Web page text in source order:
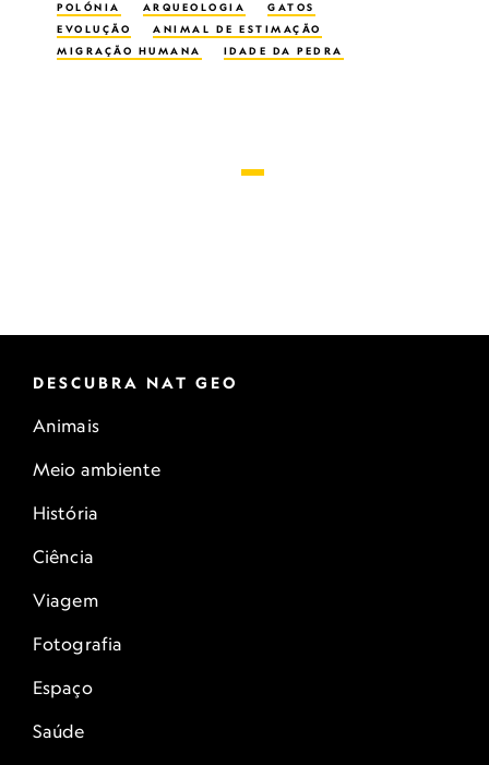
POLÓNIA ARQUEOLOGIA
GATOS
EVOLUÇÃO
ANIMAL DE ESTIMAÇÃO
MIGRAÇÃO HUMANA
IDADE DA PEDRA
DESCUBRA NAT GEO
Animais
Meio ambiente
História
Ciência
Viagem
Fotografia
Espaço
Saúde